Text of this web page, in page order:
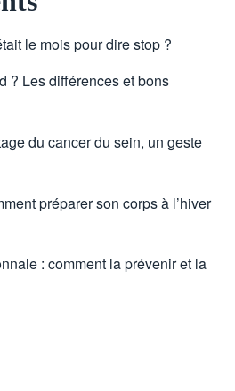
le mois pour dire stop ?
? Les différences et bons
du cancer du sein, un geste
préparer son corps à l’hiver
: comment la prévenir et la